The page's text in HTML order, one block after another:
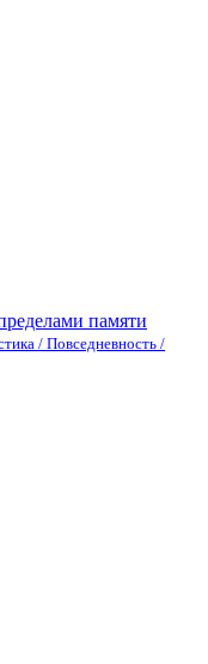
памяти
/ Повседневность /